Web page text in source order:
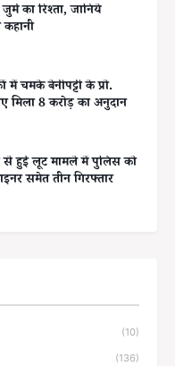
का रिश्ता, जानिये
में चमके बेनीपट्टी के प्रो.
मिला 8 करोड़ का अनुदान
से हुई लूट मामले में पुलिस को
समेत तीन गिरफ्तार
(10)
(136)